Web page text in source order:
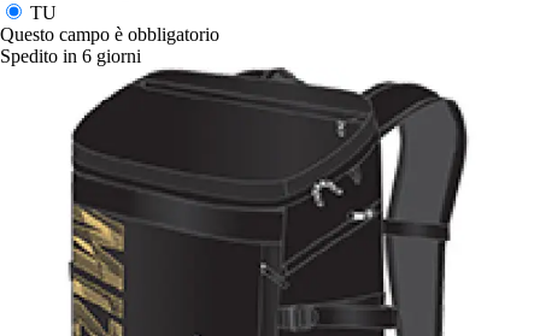
TU
Questo campo è obbligatorio
Spedito in 6 giorni